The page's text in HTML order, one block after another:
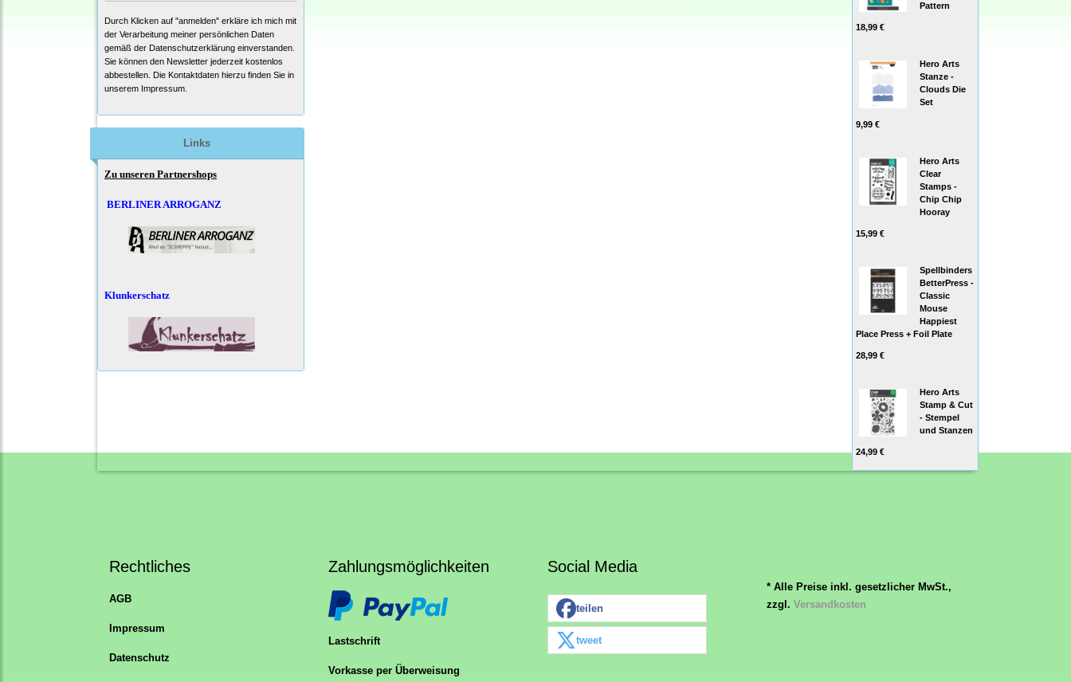
Durch Klicken auf "anmelden" erkläre ich mich mit
der Verarbeitung meiner persönlichen Daten
gemäß der Datenschutzerklärung einverstanden.
Sie können den Newsletter jederzeit kostenlos
abbestellen. Die Kontaktdaten hierzu finden Sie in
unserem Impressum.
Links
Zu unseren Partnershops
BERLINER ARROGANZ
Klunkerschatz
Pattern
18,99 €
Hero Arts
Stanze -
Clouds Die
Set
9,99 €
Hero Arts
Clear
Stamps -
Chip Chip
Hooray
15,99 €
Spellbinders
BetterPress -
Classic
Mouse
Happiest
Place Press + Foil Plate
28,99 €
Hero Arts
Stamp & Cut
- Stempel
und Stanzen
24,99 €
Rechtliches
AGB
Impressum
Datenschutz
Zahlungsmöglichkeiten
Lastschrift
Vorkasse per Überweisung
Social Media
teilen
tweet
* Alle Preise inkl. gesetzlicher MwSt.,
zzgl. Versandkosten